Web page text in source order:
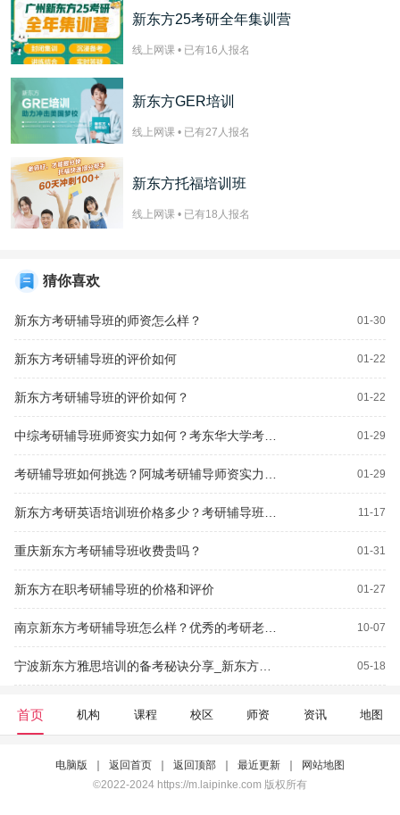
新东方25考研全年集训营
线上网课 • 已有16 人报名
新东方GER培训
线上网课 • 已有27 人报名
新东方托福培训班
线上网课 • 已有18 人报名
猜你喜欢
新东方考研辅导班的师资怎么样？ 01-30
新东方考研辅导班的评价如何 01-22
新东方考研辅导班的评价如何？ 01-22
01-29
01-29
11-17
重庆新东方考研辅导班收费贵吗？ 01-31
新东方在职考研辅导班的价格和评价 01-27
10-07
05-18
首页 机构 课程 校区 师资 资讯 地图
电脑版 返回首页 返回顶部 最近更新
网站地图
©2022-2024 https://m.laipinke.com 版权所有